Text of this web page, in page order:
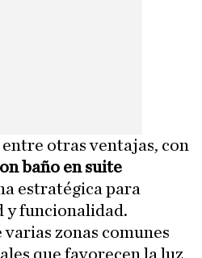
otras ventajas, con
baño en suite
estratégica para
y funcionalidad.
varias zonas comunes
que favorecen la luz